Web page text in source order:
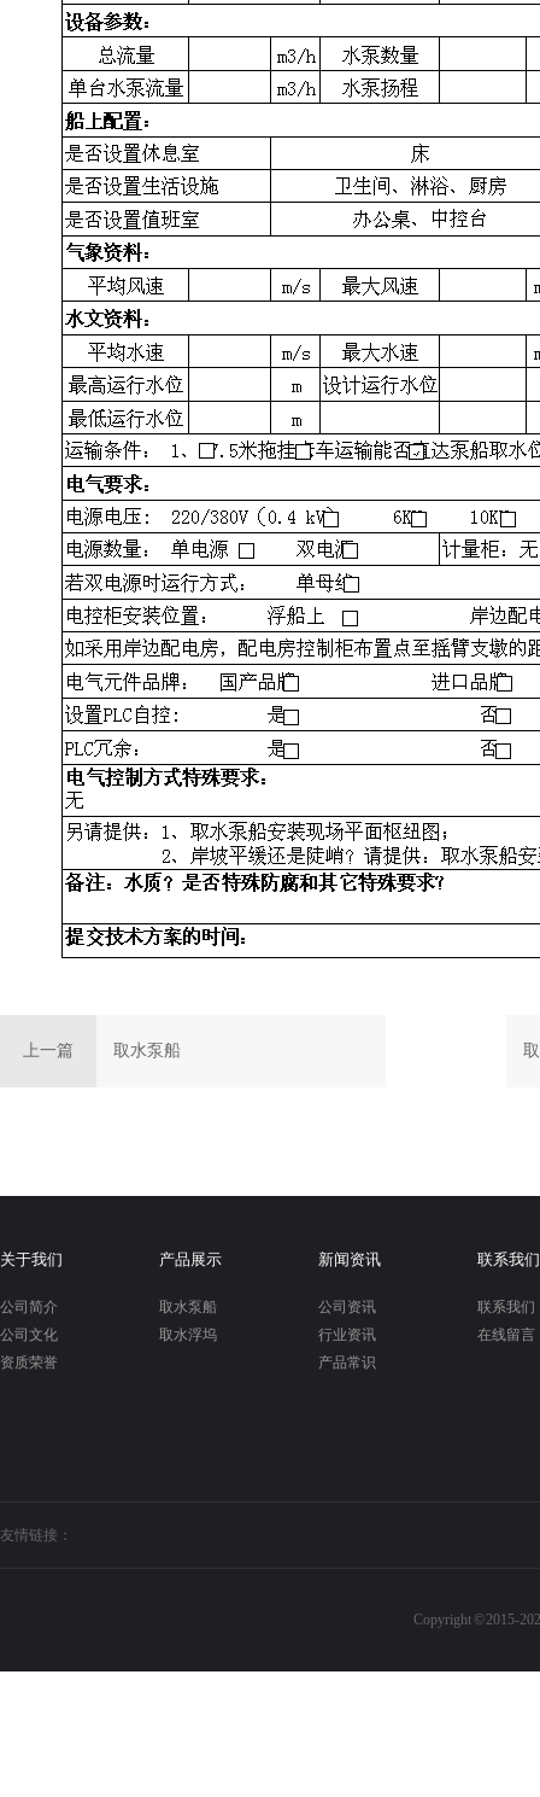
上一篇 取水泵船
关于我们
公司简介
公司文化
资质荣誉
产品展示
取水泵船
取水浮坞
新闻资讯
公司资讯
行业资讯
产品常识
联系我们
联系我们
在线留言
友情链接：
Copyright © 2015-